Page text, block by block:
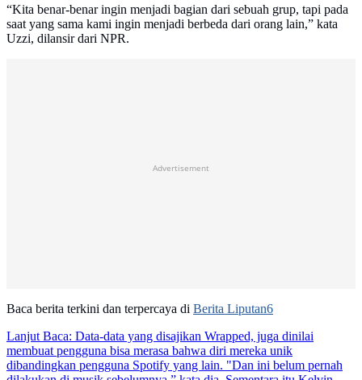
“Kita benar-benar ingin menjadi bagian dari sebuah grup, tapi pada
saat yang sama kami ingin menjadi berbeda dari orang lain,” kata
Uzzi, dilansir dari NPR.
Advertisement
Baca berita terkini dan terpercaya di Berita Liputan6
Lanjut Baca: Data-data yang disajikan Wrapped, juga dinilai
membuat pengguna bisa merasa bahwa diri mereka unik
dibandingkan pengguna Spotify yang lain. "Dan ini belum pernah